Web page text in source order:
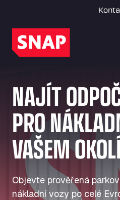
NAJÍT
PRO
VAŠEM
Objevte prověřená
nákladní vozy po celé